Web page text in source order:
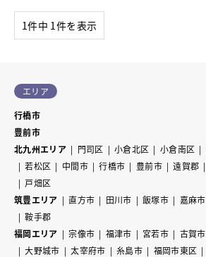
1件中 1件を表示
エリア
行橋市
豊前市
北九州エリア
門司区 小倉北区 小倉南区
若松区
中間市 行橋市 豊前市 遠賀郡
戸畑区
筑豊エリア
直方市 田川市 飯塚市 嘉麻市
鞍手郡
福岡エリア
宗像市 福津市 宮若市 古賀市
大野城市
太宰府市 糸島市 福岡市東区